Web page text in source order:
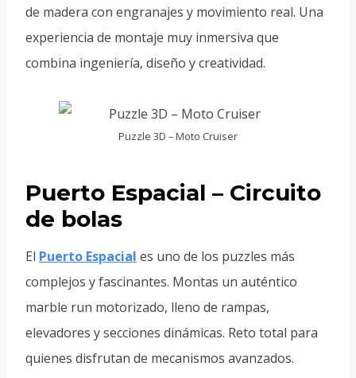
de madera con engranajes y movimiento real. Una
experiencia de montaje muy inmersiva que
combina ingeniería, diseño y creatividad.
Puzzle 3D – Moto Cruiser
Puerto Espacial – Circuito
de bolas
El Puerto Espacial es uno de los puzzles más
complejos y fascinantes. Montas un auténtico
marble run motorizado, lleno de rampas,
elevadores y secciones dinámicas. Reto total para
quienes disfrutan de mecanismos avanzados.